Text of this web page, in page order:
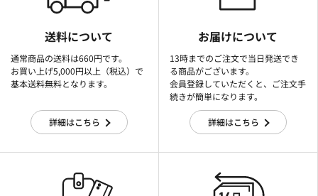
送料について
通常商品の送料は660円です。
お買い上げ5,000円以上（税込）で
基本送料無料となります。
詳細はこちら
お届けについて
13時までのご注文で当日発送でき
る商品がございます。
会員登録していただくと、ご注文手
続きが簡単になります。
詳細はこちら